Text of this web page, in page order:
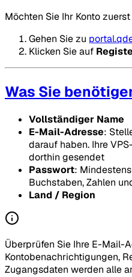
Möchten Sie Ihr Konto
Gehen Sie zu
Klicken Sie auf
Was Sie
Vollständiger Name
E-Mail-Adresse:
darauf haben. Ihre
dorthin gesendet
Passwort:
Buchstaben, Zahlen
Land / Region
Überprüfen Sie Ihre E-Mail-
Kontobenachrichtigungen,
Zugangsdaten werden alle